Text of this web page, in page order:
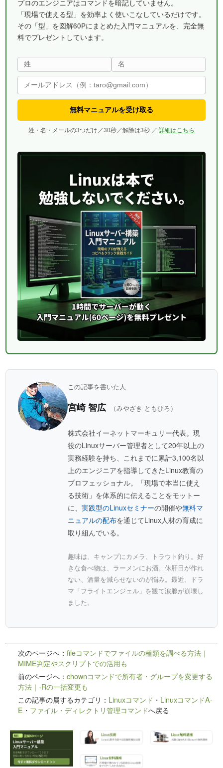
プロのエンジニアはコマンドを暗記していません。
「現場で使える型」を効率よく使いこなしているだけです。
その「型」を図解60Pにまとめた入門マニュアルを、完全無
料でプレゼントしています。
無料マニュアルを受け取る
姓・名・メールの3つだけ／30秒／解除は3秒 ／ 詳細はこちら
この記事を書いた人
宮崎 智広 （みやざき ともひろ）
株式会社イーネットマーキュリー代表。現
役のLinuxサーバー管理者として20年以上の
実務経験を持ち、これまでに累計3,100名以
上のエンジニアを指導してきたLinux教育の
プロフェッショナル。「現場で本当に使え
る技術」を体系的に伝えることをモットー
に、実践型のLinuxセミナーの開催や無料マ
ニュアルの配布を通じてLinux人材の育成に
取り組んでいる。
趣味は、キャンプにカメラ、トラウト釣り。好
きな食べ物は、ラーメンにお酒。休肝日が作れ
ない、酒量を減らせないのが悩み。最近、ドラ
マ「フライトエンジェル」を観て涙腺が崩壊し
ました。
次のページへ：fileコマンドでファイルの種類を調べる方法｜
MIME判定やスクリプトでの活用も
前のページへ：chownコマンドで所有者・グループを変更する
方法｜-Rの一括変更も
この記事の属するカテゴリ： Linuxコマンド ・ LinuxコマンドA-
E ・ ファイル・ディレクトリ管理コマンドへ戻る